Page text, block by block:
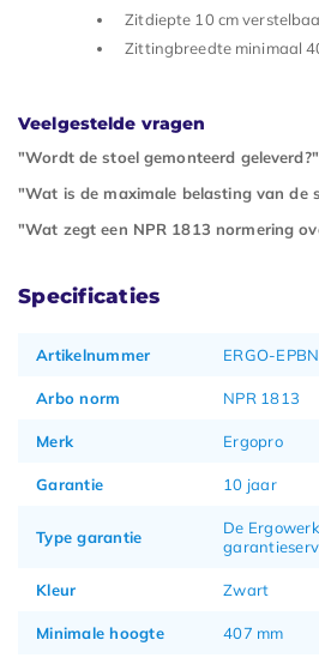
Zitdiepte 10 cm
Zittingbreedte minimaal
Veelgestelde vragen
"Wordt de stoel gemonteerd geleverd?"
"Wat is de maximale belasting van de
"Wat zegt een NPR 1813 normering
Specificaties
Artikelnummer ERGO-
Arbo norm NPR 1813
Merk Ergopro
Garantie 10 jaar
Type garantie
De
Kleur Zwart
Minimale hoogte 407 mm